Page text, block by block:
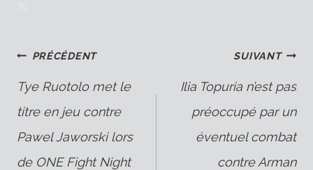
Navigation
de
PRÉCÉDENT
Tye Ruotolo met le
titre en jeu contre
Pawel Jaworski lors
de ONE Fight Night
SUIVANT
Ilia Topuria n’est pas
préoccupé par un
éventuel combat
contre Arman